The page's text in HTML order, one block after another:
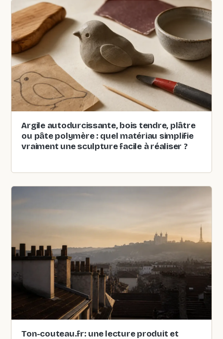
Argile autodurcissante, bois tendre, plâtre
ou pâte polymère : quel matériau simplifie
vraiment une sculpture facile à réaliser ?
Ton-couteau.fr: une lecture produit et